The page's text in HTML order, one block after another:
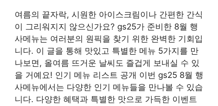
여름의 끝자락, 시원한 아이스크림이나 간편한 간식
이 그리워지지 않으신가요? gs25가 준비한 8월 행
사메뉴는 여러분의 원픽을 찾기 위한 완벽한 기회입
니다. 이 글을 통해 맛있고 특별한 메뉴 5가지를 만
나보면, 올여름 뜨거운 날씨도 즐겁게 보내실 수 있
을 거예요! 인기 메뉴 리스트 공개 이번 gs25 8월 행
사메뉴에서는 다양한 인기 메뉴들을 만나볼 수 있습
니다. 다양한 혜택과 특별한 맛으로 가득한 이벤트